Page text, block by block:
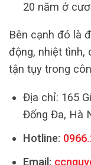
20 năm ở
Bên cạnh đó là
động, nhiệt tình,
tận tụy trong
Địa chỉ: 165
Đống Đa, Hà
Hotline:
Email: